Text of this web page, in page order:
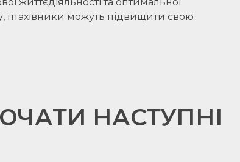
птахівники можуть підвищити свою
НАСТУПНІ